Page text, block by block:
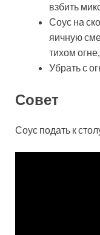
взбить
Соус на
яичную
тихом
Убрать с
Совет
Соус подать к